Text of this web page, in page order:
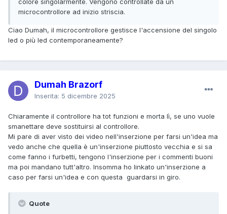
microcontrollore ad inizio striscia.
Ciao Dumah, il microcontrollore gestisce l'accensione del singolo
led o più led contemporaneamente?
Dumah Brazorf
Inserita: 5 dicembre 2025
Chiaramente il controllore ha tot funzioni e morta lì, se uno vuole
smanettare deve sostituirsi al controllore.
Mi pare di aver visto dei video nell'inserzione per farsi un'idea ma
vedo anche che quella è un'inserzione piuttosto vecchia e si sa
come fanno i furbetti, tengono l'inserzione per i commenti buoni
ma poi mandano tutt'altro. Insomma ho linkato un'inserzione a
caso per farsi un'idea e con questa guardarsi in giro.
Quote